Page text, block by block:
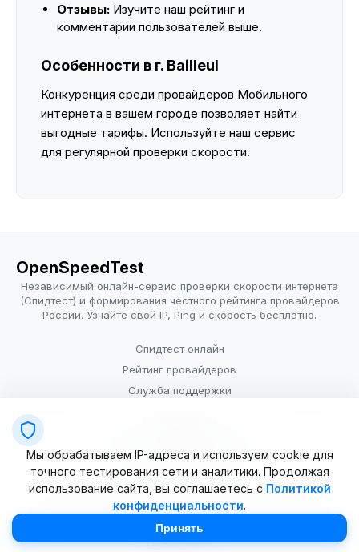
Отзывы: Изучите наш рейтинг и
комментарии пользователей выше.
Особенности в г. Bailleul
Конкуренция среди провайдеров Мобильного
интернета в вашем городе позволяет найти
выгодные тарифы. Используйте наш сервис
для регулярной проверки скорости.
OpenSpeedTest
Независимый онлайн-сервис проверки скорости интернета
(Спидтест) и формирования честного рейтинга провайдеров
России. Узнайте свой IP, Ping и скорость бесплатно.
Спидтест онлайн
Рейтинг провайдеров
Служба поддержки
Условия использования
© 2025–2026 OpenSpeedTest (ИП Долматова В.В.). Все права
Мы обрабатываем IP-адреса и используем cookie для
точного тестирования сети и аналитики. Продолжая
использование сайта, вы соглашаетесь с Политикой
конфиденциальности.
Принять